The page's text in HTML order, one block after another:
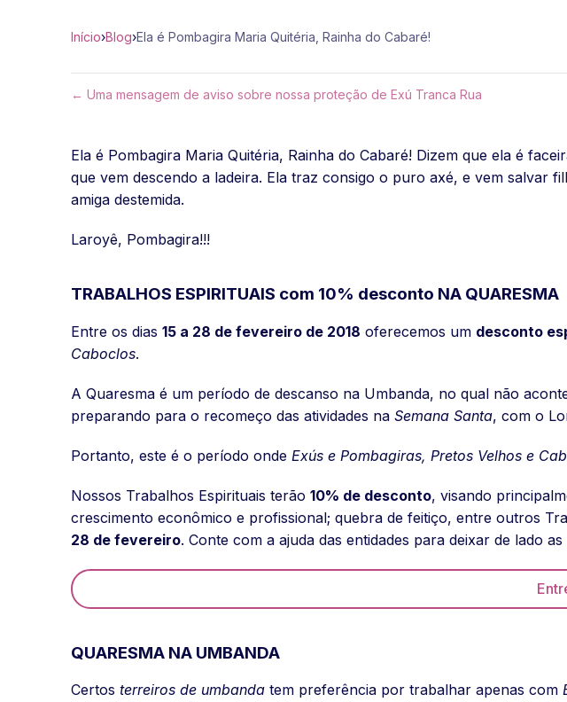
Início›Blog›Ela é Pombagira Maria Quitéria, Rainha do Cabaré!
← Uma mensagem de aviso sobre nossa proteção de Exú Tranca Rua
Ela é Pombagira Maria Quitéria, Rainha do Cabaré! Dizem que ela é
que vem descendo a ladeira. Ela traz consigo o puro axé, e vem salvar
amiga destemida.
Laroyê, Pombagira!!!
TRABALHOS ESPIRITUAIS com 10% desconto NA QUARESMA
Entre os dias 15 a 28 de fevereiro de 2018 oferecemos um desconto
Caboclos.
A Quaresma é um período de descanso na Umbanda, no qual não
preparando para o recomeço das atividades na Semana Santa, com o
Portanto, este é o período onde Exús e Pombagiras, Pretos Velhos e
Nossos Trabalhos Espirituais terão 10% de desconto, visando
crescimento econômico e profissional; quebra de feitiço, entre outros
28 de fevereiro. Conte com a ajuda das entidades para deixar de lado
QUARESMA NA UMBANDA
Certos terreiros de umbanda tem preferência por trabalhar apenas com